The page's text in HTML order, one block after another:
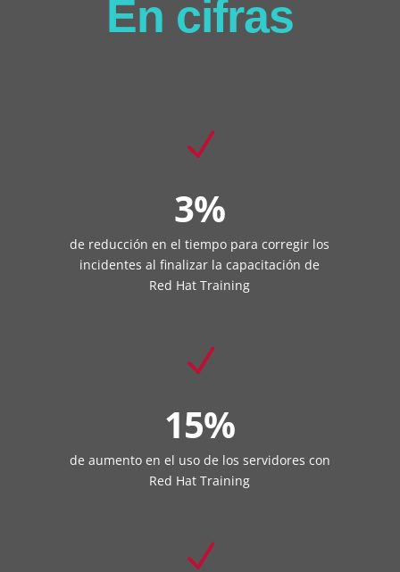
En cifras
N
3%
de reducción en el tiempo para corregir los
incidentes al finalizar la capacitación de
Red Hat Training
N
15%
de aumento en el uso de los servidores con
Red Hat Training
N